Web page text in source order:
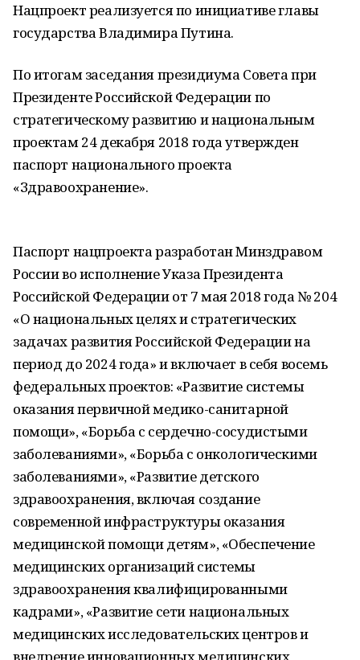
Нацпроект реализуется по инициативе главы
государства Владимира Путина.
По итогам заседания президиума Совета при
Президенте Российской Федерации по
стратегическому развитию и национальным
проектам 24 декабря 2018 года утвержден
паспорт национального проекта
«Здравоохранение».
Паспорт нацпроекта разработан Минздравом
России во исполнение Указа Президента
Российской Федерации от 7 мая 2018 года № 204
«О национальных целях и стратегических
задачах развития Российской Федерации на
период до 2024 года» и включает в себя восемь
федеральных проектов: «Развитие системы
оказания первичной медико-санитарной
помощи», «Борьба с сердечно-сосудистыми
заболеваниями», «Борьба с онкологическими
заболеваниями», «Развитие детского
здравоохранения, включая создание
современной инфраструктуры оказания
медицинской помощи детям», «Обеспечение
медицинских организаций системы
здравоохранения квалифицированными
кадрами», «Развитие сети национальных
медицинских исследовательских центров и